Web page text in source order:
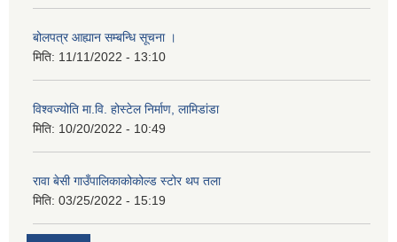
बोलपत्र आह्यान सम्बन्धि सूचना ।
मिति: 11/11/2022 - 13:10
विश्वज्योति मा.वि. होस्टेल निर्माण, लामिडांडा
मिति: 10/20/2022 - 10:49
रावा बेसी गाउँपालिकाकोकोल्ड स्टोर थप तला
मिति: 03/25/2022 - 15:19